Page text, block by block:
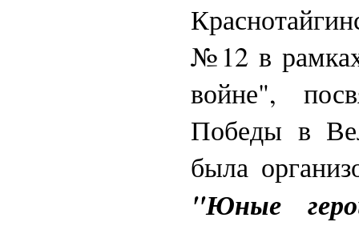
№12 в
войне",
Победы в
была
"Юные